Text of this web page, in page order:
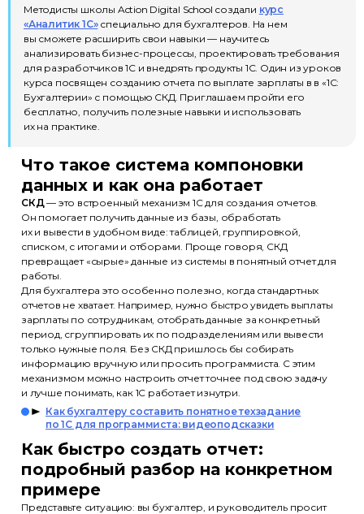
Методисты школы Action Digital School создали курс
«Аналитик 1С»специально для бухгалтеров. На нем
вы сможете расширить свои навыки — научитесь
анализировать бизнес-процессы, проектировать требования
для разработчиков 1С и внедрять продукты 1С. Один из уроков
курса посвящен созданию отчета по выплате зарплаты в в «1С:
Бухгалтерии» с помощью СКД. Приглашаем пройти его
бесплатно, получить полезные навыки и использовать
их на практике.
Что такое система компоновки
данных и как она работает
СКД— это встроенный механизм 1С для создания отчетов.
Он помогает получить данные из базы, обработать
их и вывести в удобном виде: таблицей, группировкой,
списком, с итогами и отборами. Проще говоря, СКД
превращает «сырые» данные из системы в понятный отчет для
работы.
Для бухгалтера это особенно полезно, когда стандартных
отчетов не хватает. Например, нужно быстро увидеть выплаты
зарплаты по сотрудникам, отобрать данные за конкретный
период, сгруппировать их по подразделениям или вывести
только нужные поля. Без СКД пришлось бы собирать
информацию вручную или просить программиста. С этим
механизмом можно настроить отчет точнее под свою задачу
и лучше понимать, как 1С работает изнутри.
Как бухгалтеру составить понятное техзадание
по 1С для программиста: видеоподсказки
Как быстро создать отчет:
подробный разбор на конкретном
примере
Представьте ситуацию: вы бухгалтер, и руководитель просит